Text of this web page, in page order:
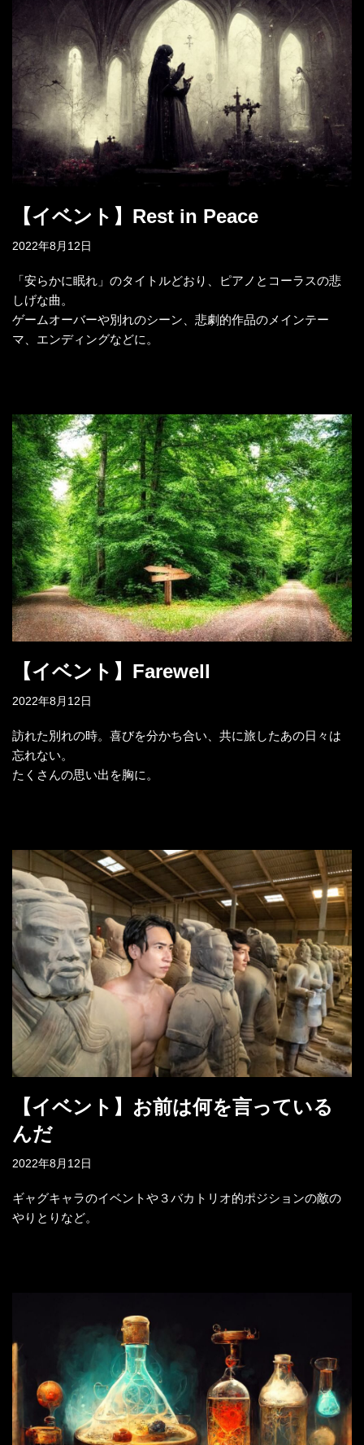
【イベント】Rest in Peace
2022年8月12日
「安らかに眠れ」のタイトルどおり、ピアノとコーラスの悲
しげな曲。
ゲームオーバーや別れのシーン、悲劇的作品のメインテー
マ、エンディングなどに。
【イベント】Farewell
2022年8月12日
訪れた別れの時。喜びを分かち合い、共に旅したあの日々は
忘れない。
たくさんの思い出を胸に。
【イベント】お前は何を言っている
んだ
2022年8月12日
ギャグキャラのイベントや３バカトリオ的ポジションの敵の
やりとりなど。